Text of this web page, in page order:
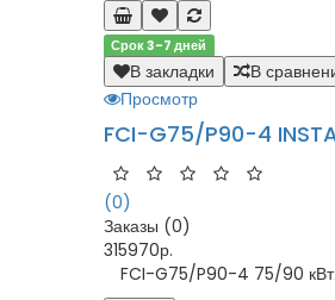
Срок 3-7 дней
В закладки
В
Просмотр
FCI-G75/P90-4
(0)
Заказы (0)
315970р.
FCI-G75/P90-4 75/90